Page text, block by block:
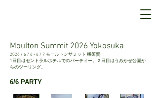
Moulton Summit 2026 Yokosuka
2026 / 6 / 6 - 6 / 7 モールトンサミット 横須賀
​1日目はセントラルホテルでのパーティー。２日目はうみかぜ公園か
らのツーリング。
6/6 PARTY